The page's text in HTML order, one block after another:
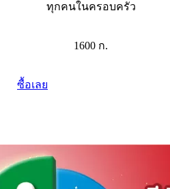
ทุกคนในครอบครัว
1600 ก.
ซื้อเลย